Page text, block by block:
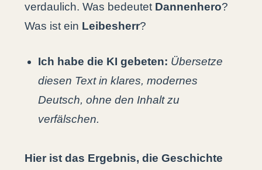
verdaulich. Was bedeutet Dannenhero?
Was ist ein Leibesherr?
Ich habe die KI gebeten: Übersetze
diesen Text in klares, modernes
Deutsch, ohne den Inhalt zu
verfälschen.
Hier ist das Ergebnis, die Geschichte